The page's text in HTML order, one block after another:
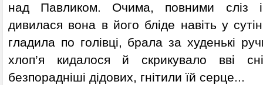
над Павликом. Очима, повними сліз і
дивилася вона в його бліде навіть у
гладила по голівці, брала за худенькі
хлоп’я кидалося й скрикувало вві
безпорадніші дідових, гнітили їй серце...